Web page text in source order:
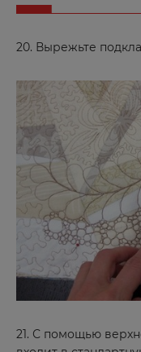
20. Вырежьте
21. С помощью
Курчатов
Л
Ленинск
Лесосибирск
Люберцы
М
Магнитогорск
Малоярославец
Миасс